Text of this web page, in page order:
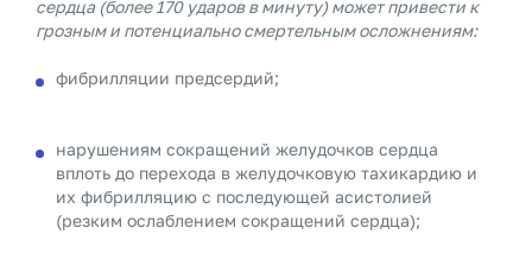
сердца (более 170 ударов в минуту) может привести к
грозным и потенциально смертельным осложнениям:
фибрилляции предсердий;
нарушениям сокращений желудочков сердца
вплоть до перехода в желудочковую тахикардию и
их фибрилляцию с последующей асистолией
(резким ослаблением сокращений сердца);